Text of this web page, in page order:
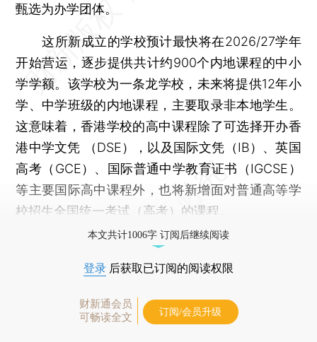
甄选为办学团体。
这所新成立的学校预计最快将在2026/27学年
开始营运，逐步提供共计约900个内地课程的中小
学学额。该学校为一条龙学校，未来将提供12年小
学、中学班级的内地课程，主要取录非本地学生。
这意味着，香港学校的高中课程除了可选择开办香
港中学文凭 （DSE），以及国际文凭（IB）、英国
高考（GCE）、国际普通中学教育证书（IGCSE）
等主要国际高中课程外，也将新增面对普通高等学
校招生全国统一考试（高考）的课程。
本文共计1006字 订阅后继续阅读
登录 后获取已订阅的阅读权限
财新通会员
可畅读全文
订阅/会员升级